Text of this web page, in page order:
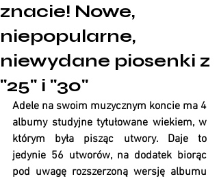
znacie! Nowe,
niepopularne,
niewydane piosenki z
"25" i "30"
Adele na swoim muzycznym koncie ma 4
albumy studyjne tytułowane wiekiem, w
którym była pisząc utwory. Daje to
jedynie 56 utworów, na dodatek biorąc
pod uwagę rozszerzoną wersję albumu